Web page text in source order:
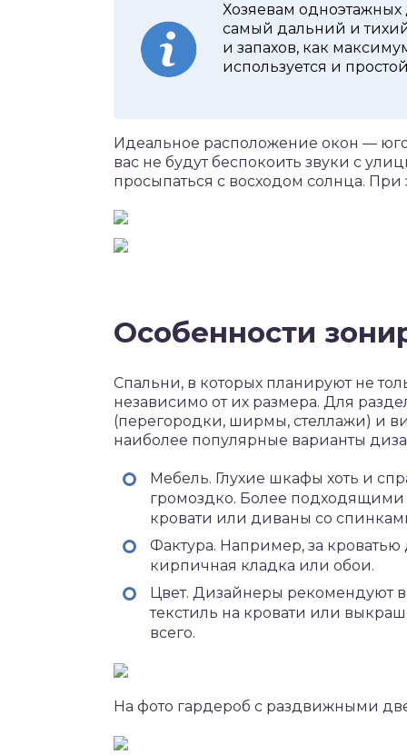
Хозяевам
самый дальний и
и запахов, как
используется и
Идеальное расположение окон —
вас не будут беспокоить звуки с
просыпаться с восходом солнца. При
Особенности
Спальни, в которых планируют не
независимо от их размера. Для
(перегородки, ширмы, стеллажи) и
наиболее популярные варианты
Мебель. Глухие шкафы хоть и
громоздко. Более подходящими
кровати или диваны со
Фактура. Например, за
кирпичная кладка или обои.
Цвет. Дизайнеры рекомендуют
текстиль на кровати или
всего.
На фото гардероб с раздвижными